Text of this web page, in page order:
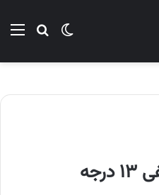
تغییر پوسته
صفاشهر با دمای منفی ۱۳ درجه